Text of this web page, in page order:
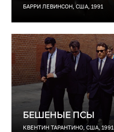
БАРРИ ЛЕВИНСОН, США, 1991
БЕШЕНЫЕ ПСЫ
КВЕНТИН ТАРАНТИНО, США, 1991